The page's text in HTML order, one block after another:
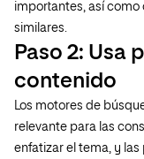
importantes, así
similares.
Paso 2: Usa
contenido
Los motores de
relevante para las
enfatizar el tema, y